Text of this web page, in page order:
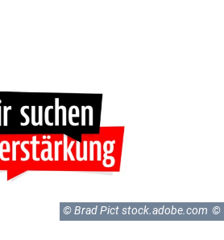
© Brad Pict stock.adobe.com